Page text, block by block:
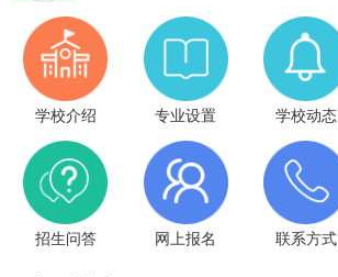
学校介绍 专业设置 学校动态
招生问答 网上报名 联系方式